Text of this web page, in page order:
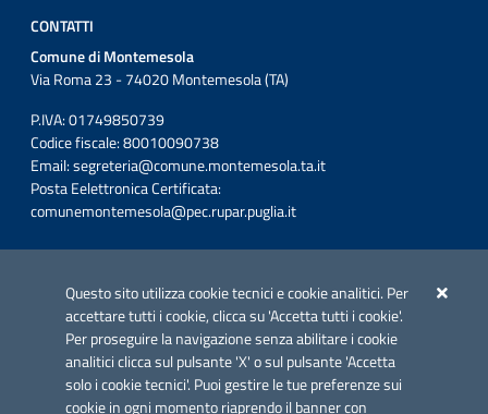
Questo sito utilizza cookie tecnici e cookie analitici. Per
accettare tutti i cookie, clicca su 'Accetta tutti i cookie'.
Per proseguire la navigazione senza abilitare i cookie
analitici clicca sul pulsante 'X' o sul pulsante 'Accetta
solo i cookie tecnici'. Puoi gestire le tue preferenze sui
cookie in ogni momento riaprendo il banner con
CONTATTI
Comune di Montemesola
Via Roma 23 - 74020 Montemesola (TA)
P.IVA: 01749850739
Codice fiscale: 80010090738
Email:segreteria@comune.montemesola.ta.it
Posta Eelettronica Certificata:
comunemontemesola@pec.rupar.puglia.it
Azione 2.3.